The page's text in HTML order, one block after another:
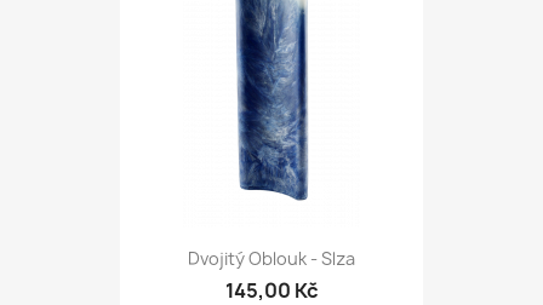
Dvojitý Oblouk - Slza
145,00 Kč